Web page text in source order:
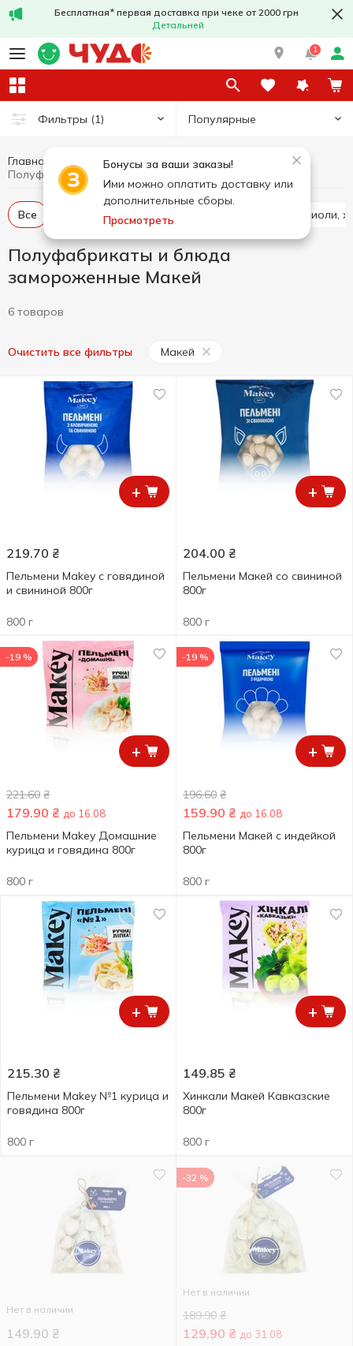
Бесплатная* первая доставка при чеке от 2000 грн
Детальней
1
Фильтры (1) Популярные
Бонусы за ваши заказы!
Ими можно оплатить доставку или
дополнительные сборы.
Просмотреть
Главная Заморозка
Все Мясные котлеты, наггетсы Пельмени, равиоли,
Полуфабрикаты и блюда
замороженные Макей
6 товаров
Очистить все фильтры Макей
+
219.70 ₴
Пельмени Makey с говядиной
и свининой 800г
800 г
+
204.00 ₴
Пельмени Макей со свининой
800г
800 г
+
-19 %
221.60 ₴
179.90 ₴ до 16.08
Пельмени Makey Домашние
курица и говядина 800г
800 г
+
-19 %
196.60 ₴
159.90 ₴ до 16.08
Пельмени Макей с индейкой
800г
800 г
+
215.30 ₴
Пельмени Makey №1 курица и
говядина 800г
800 г
+
149.85 ₴
Хинкали Макей Кавказские
800г
800 г
Нет в наличии
149.90 ₴
-32 %
Нет в наличии
189.90 ₴
129.90 ₴ до 31.08